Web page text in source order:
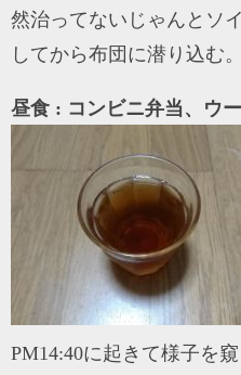
然治ってないじゃんとソ
してから布団に潜り込む。
昼食 : コンビニ弁当、ウー
PM14:40に起きて様子を